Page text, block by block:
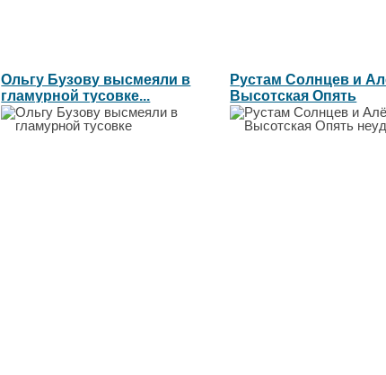
Ольгу Бузову высмеяли в
гламурной тусовке...
Рустам Солнцев и
Высотская Опять
неудача...